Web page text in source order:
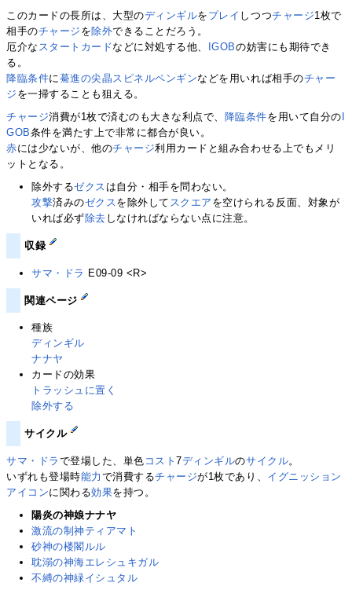
このカードの長所は、大型のディンギルを プレイ しつつチャージ1枚で
相手のチャージ を除外できることだろう。
厄介な スタートカードなどに対処する他、 IGOBの妨害にも期待でき
る。
降臨条件に驀進の尖晶スピネルペンギンなどを用いれば相手のチャー
ジ を一掃することも狙える。
チャージ消費が1枚で済むのも大きな利点で、 降臨条件を用いて自分の
GOB条件を満たす上で非常に都合が良い。
赤には少ないが、他のチャージ利用カードと組み合わせる上でもメリ
ットとなる。
除外するゼクス は自分・相手を問わない。
攻撃済みのゼクスを除外して スクエア を空けられる反面、対象が
いれば必ず除去 しなければならない点に注意。
収録
サマ・ドラ E09-09 <R>
関連ページ
種族
ディンギル
ナナヤ
カードの効果
トラッシュに置く
除外する
サイクル
サマ・ドラ で登場した、単色 コスト7ディンギルのサイクル。
いずれも登場時能力 で消費するチャージが1枚であり、 イグニッション
アイコンに関わる効果を持つ。
陽炎の神娘ナナヤ
激流の制神ティアマト
砂神の楼閣ルル
耽溺の神海エレシュキガル
不縛の神緑イシュタル